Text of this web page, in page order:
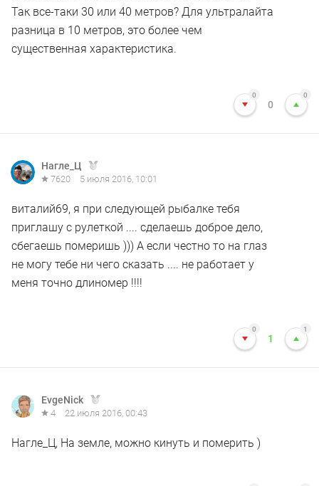
Так все-таки 30 или 40 метров? Для ультралайта
разница в 10 метров, это более чем
существенная характеристика.
0
0
0
Нагле_Ц
7620 5 июля 2016, 10:01
виталий69, я при следующей рыбалке тебя
приглашу с рулеткой .... сделаешь доброе дело,
сбегаешь померишь ))) А если честно то на глаз
не могу тебе ни чего сказать .... не работает у
меня точно длиномер !!!!
0
1
1
EvgeNick
4 22 июля 2016, 00:43
Нагле_Ц, На земле, можно кинуть и померить )